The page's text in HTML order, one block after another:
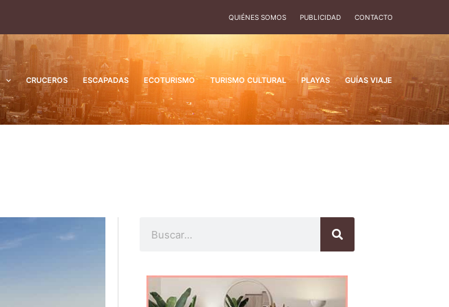
QUIÉNES SOMOS PUBLICIDAD CONTACTO
CRUCEROS ESCAPADAS ECOTURISMO TURISMO CULTURAL PLAYAS GUÍAS VIAJE